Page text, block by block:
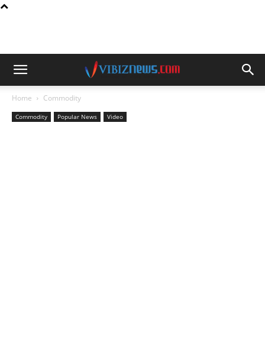
Home Commodity
Commodity Popular News Video